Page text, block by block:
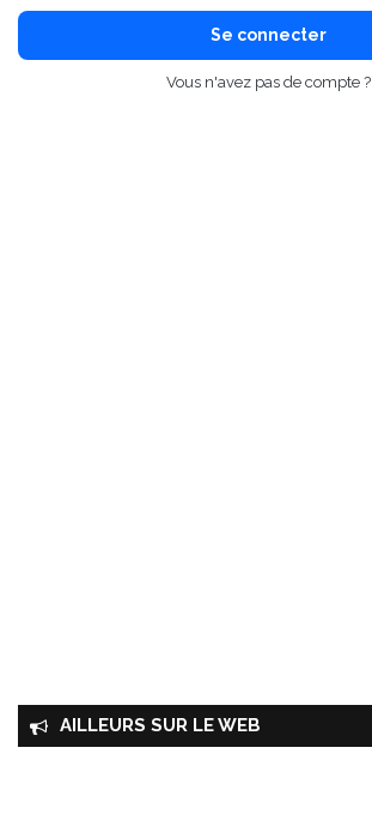
Se connecter
Vous n'avez pas de compte ?
AILLEURS SUR LE WEB